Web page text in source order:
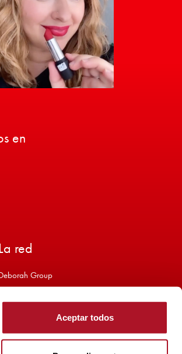
Aceptar todos
en
La red
Group
Group
Brandcare
Rouge Baiser Paris
Deborah Formula Pura